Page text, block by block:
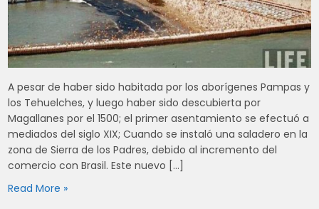
A pesar de haber sido habitada por los aborígenes Pampas y
los Tehuelches, y luego haber sido descubierta por
Magallanes por el 1500; el primer asentamiento se efectuó a
mediados del siglo XIX; Cuando se instaló una saladero en la
zona de Sierra de los Padres, debido al incremento del
comercio con Brasil. Este nuevo […]
Read More »